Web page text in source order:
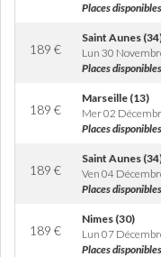
Places disponibles
189 €
Saint Aunes
Lun 30
Places disponibles
189 €
Marseille (13)
Mer 02
Places disponibles
189 €
Saint Aunes
Ven 04
Places disponibles
189 €
Nimes (30)
Lun 07
Places disponibles